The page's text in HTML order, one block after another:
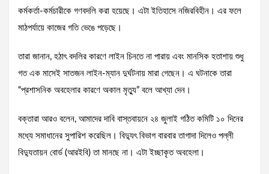
কর্মকর্তা-কর্মচারীকে গণবদলি করা হয়েছে। এটা ইতিহাসে নজিরবিহীন। এর ফলে
মাঠপর্যায়ে কাজের গতি ভেঙে পড়েছে।
তারা জানান, হঠাৎ বদলির কারণে লাইন চিনতে না পারায় এবং মানসিক হতাশায় শুধু
গত এক মাসেই সাতজন লাইন-ম্যান দুর্ঘটনায় মারা গেছেন। এ ঘটনাকে তারা
“প্রশাসনিক অবহেলার কারণে অকাল মৃত্যু” বলে আখ্যা দেন।
বক্তারা আরও বলেন, আমাদের দাবি বাস্তবায়নে ২৪ জুলাই গঠিত কমিটি ১০ দিনের
মধ্যে সমাধানের সুপারিশ করেছিল। বিদ্যুৎ বিভাগ বারবার তাগাদা দিলেও পল্লী
বিদ্যুতায়ন বোর্ড (আরইবি) তা মানছে না। এটা ইচ্ছাকৃত অবহেলা।